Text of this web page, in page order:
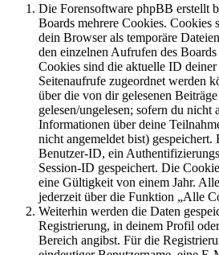
Die Forensoftware phpBB erstellt
Boards mehrere Cookies. Cookies
dein Browser als temporäre
den einzelnen Aufrufen des
Cookies sind die aktuelle ID
Seitenaufrufe zugeordnet werden
über die von dir gelesenen
gelesen/ungelesen; sofern du nicht
Informationen über deine
nicht angemeldet bist) gespeichert.
Benutzer-ID, ein
Session-ID gespeichert. Die
eine Gültigkeit von einem Jahr.
jederzeit über die Funktion „Alle
Weiterhin werden die Daten
Registrierung, in deinem Profil
Bereich angibst. Für die